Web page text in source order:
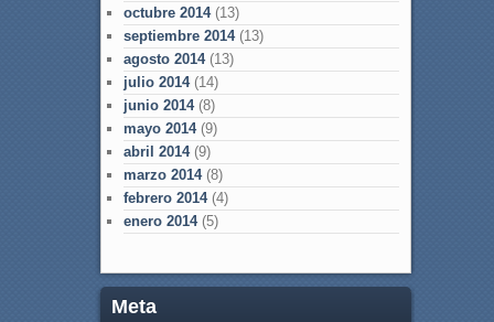
octubre 2014(13)
septiembre 2014(13)
agosto 2014(13)
julio 2014(14)
junio 2014(8)
mayo 2014(9)
abril 2014(9)
marzo 2014(8)
febrero 2014(4)
enero 2014(5)
Meta